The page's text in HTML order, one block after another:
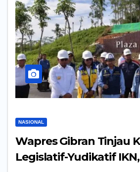
NASIONAL
Wapres Gibran Tinjau
Legislatif-Yudikatif